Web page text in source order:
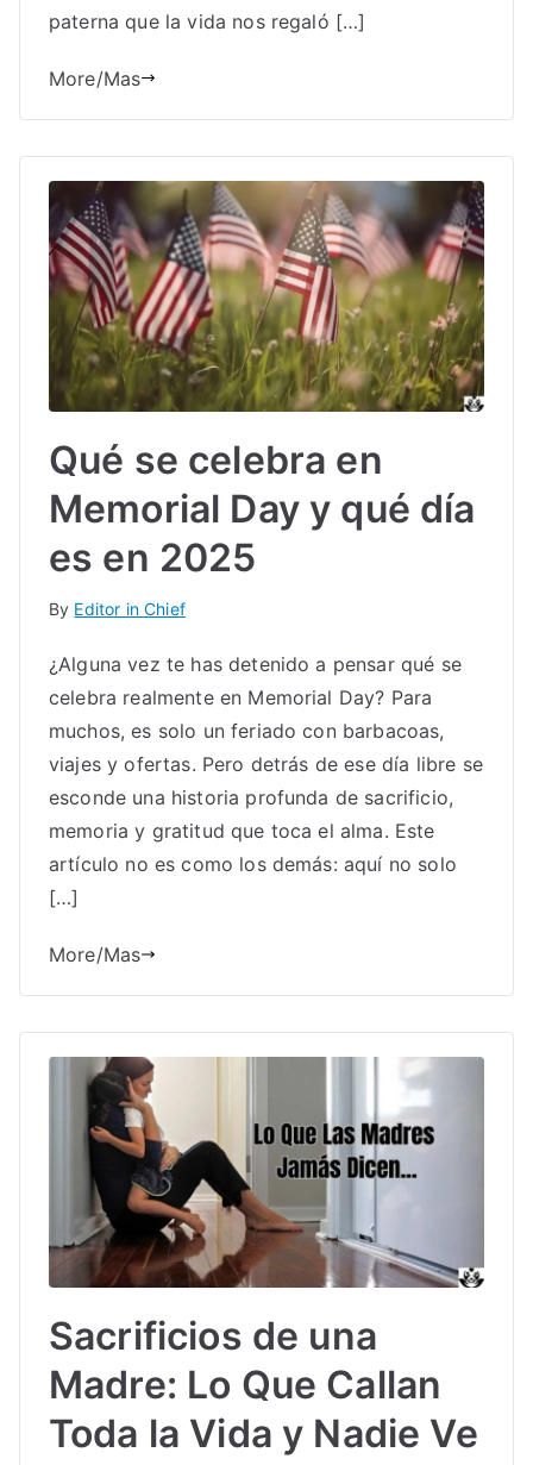
paterna que la vida nos regaló […]
More/Mas
Qué se celebra en
Memorial Day y qué día
es en 2025
By Editor in Chief
¿Alguna vez te has detenido a pensar qué se
celebra realmente en Memorial Day? Para
muchos, es solo un feriado con barbacoas,
viajes y ofertas. Pero detrás de ese día libre se
esconde una historia profunda de sacrificio,
memoria y gratitud que toca el alma. Este
artículo no es como los demás: aquí no solo
[…]
More/Mas
Sacrificios de una
Madre: Lo Que Callan
Toda la Vida y Nadie Ve